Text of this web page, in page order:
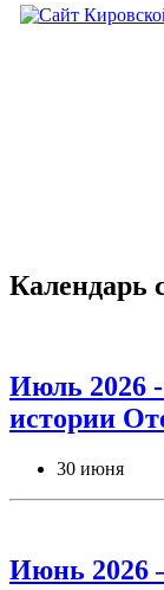
Календарь
Июль 2026
истории
30 июня
Июнь 2026